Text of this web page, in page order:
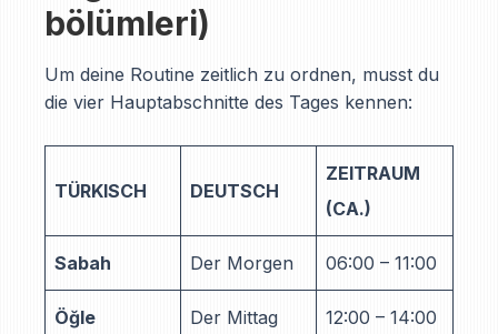
bölümleri)
Um deine Routine zeitlich zu ordnen, musst du
die vier Hauptabschnitte des Tages kennen:
TÜRKISCH DEUTSCH
ZEITRAUM
(CA.)
Sabah Der Morgen 06:00 – 11:00
Öğle Der Mittag 12:00 – 14:00